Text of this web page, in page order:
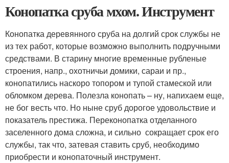
Конопатка сруба мхом. Инструмент
Конопатка деревянного сруба на долгий срок службы не
из тех работ, которые возможно выполнить подручными
средствами. В старину многие временные рубленые
строения, напр., охотничьи домики, сараи и пр.,
конопатились наскоро топором и тупой стамеской или
обломком дерева. Полезла конопать – ну, напихаем еще,
не бог весть что. Но ныне сруб дорогое удовольствие и
показатель престижа. Переконопатка отделанного
заселенного дома сложна, и сильно сокращает срок его
службы, так что, затевая ставить сруб, необходимо
приобрести и конопаточный инструмент.